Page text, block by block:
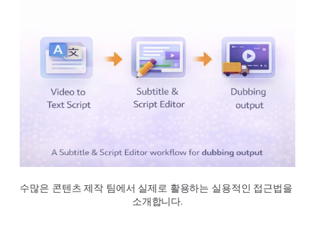
수많은 콘텐츠 제작 팀에서 실제로 활용하는 실용적인 접근법을
소개합니다.